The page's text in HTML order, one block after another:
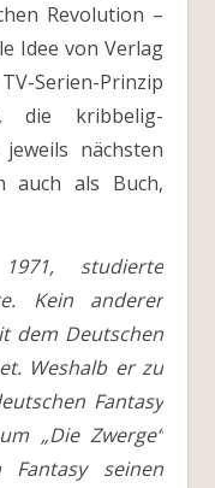
Revolution –
Idee von Verlag
Serien-Prinzip
die kribbelig-
nächsten
auch als Buch,
studierte
Kein anderer
dem Deutschen
Weshalb er zu
Fantasy
„Die Zwerge“
seinen